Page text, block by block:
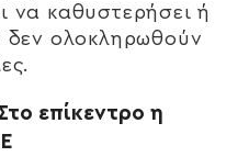
να καθυστερήσει ή
δεν ολοκληρωθούν
επίκεντρο η